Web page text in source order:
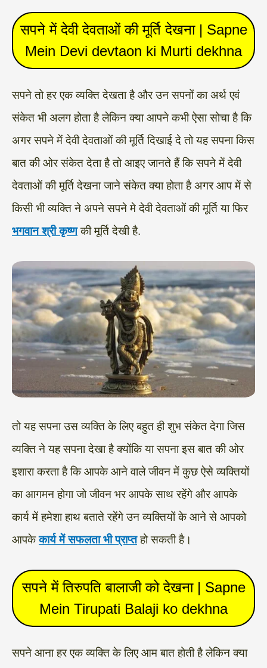
सपने में देवी देवताओं की मूर्ति देखना | Sapne
Mein Devi devtaon ki Murti dekhna
सपने तो हर एक व्यक्ति देखता है और उन सपनों का अर्थ एवं
संकेत भी अलग होता है लेकिन क्या आपने कभी ऐसा सोचा है कि
अगर सपने में देवी देवताओं की मूर्ति दिखाई दे तो यह सपना किस
बात की ओर संकेत देता है तो आइए जानते हैं कि सपने में देवी
देवताओं की मूर्ति देखना जाने संकेत क्या होता है अगर आप में से
किसी भी व्यक्ति ने अपने सपने मे देवी देवताओं की मूर्ति या फिर
भगवान श्री कृष्णकी मूर्ति देखी है.
तो यह सपना उस व्यक्ति के लिए बहुत ही शुभ संकेत देगा जिस
व्यक्ति ने यह सपना देखा है क्योंकि या सपना इस बात की ओर
इशारा करता है कि आपके आने वाले जीवन में कुछ ऐसे व्यक्तियों
का आगमन होगा जो जीवन भर आपके साथ रहेंगे और आपके
कार्य में हमेशा हाथ बताते रहेंगे उन व्यक्तियों के आने से आपको
आपके कार्य में सफलता भी प्राप्तहो सकती है।
सपने में तिरुपति बालाजी को देखना | Sapne
Mein Tirupati Balaji ko dekhna
सपने आना हर एक व्यक्ति के लिए आम बात होती है लेकिन क्या